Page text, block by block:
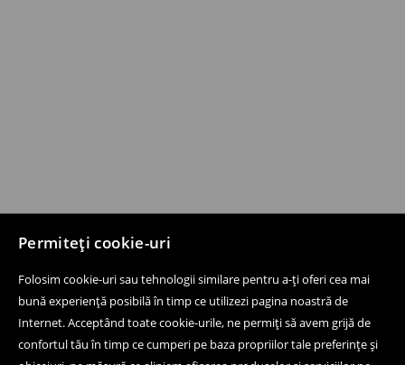
Permiteți cookie-uri
Folosim cookie-uri sau tehnologii similare pentru a-ți oferi cea mai
bună experiență posibilă în timp ce utilizezi pagina noastră de
Internet. Acceptând toate cookie-urile, ne permiți să avem grijă de
confortul tău în timp ce cumperi pe baza propriilor tale preferințe și